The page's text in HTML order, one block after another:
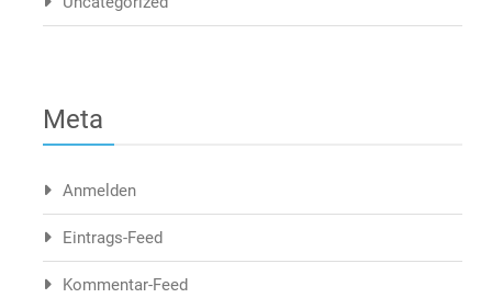
Meta
Anmelden
Eintrags-Feed
Kommentar-Feed